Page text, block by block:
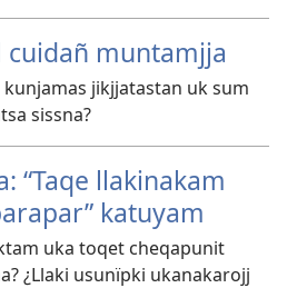
cuidañ muntamjja
kunjamas jikjjatastan uk sum
sissna?
“Taqe llakinakam
katuyam
uka toqet cheqapunit
¿Llaki usunïpki ukanakarojj